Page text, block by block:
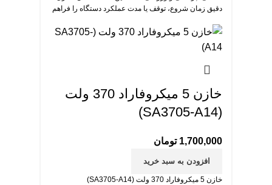
دقیق زمان شروع، توقف یا مدت عملکرد دستگاه را فراهم
خازن 5 میکروفاراد 370 ولت
(SA3705-A14)
1,700,000 تومان
افزودن به سبد خرید
خازن 5 میکروفاراد 370 ولت (SA3705-A14)